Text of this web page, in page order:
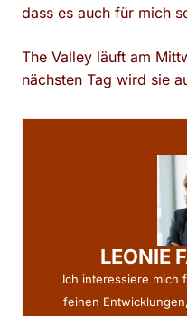
dass es auch für mich
The Valley läuft am
nächsten Tag wird sie
LEONIE
Ich interessiere mich
feinen